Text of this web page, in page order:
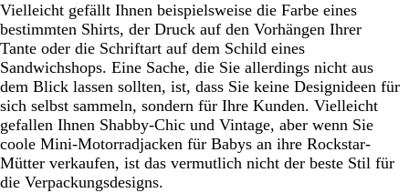
Vielleicht gefällt Ihnen beispielsweise die Farbe eines
bestimmten Shirts, der Druck auf den Vorhängen Ihrer
Tante oder die Schriftart auf dem Schild eines
Sandwichshops. Eine Sache, die Sie allerdings nicht aus
dem Blick lassen sollten, ist, dass Sie keine Designideen für
sich selbst sammeln, sondern für Ihre Kunden. Vielleicht
gefallen Ihnen Shabby-Chic und Vintage, aber wenn Sie
coole Mini-Motorradjacken für Babys an ihre Rockstar-
Mütter verkaufen, ist das vermutlich nicht der beste Stil für
die Verpackungsdesigns.